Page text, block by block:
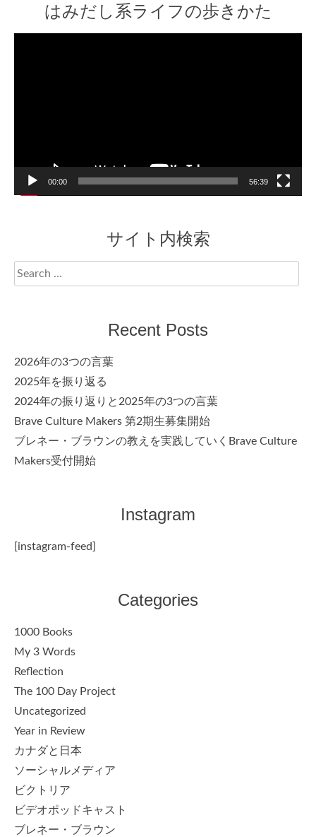
はみだし系ライフの歩きかた
00:00 56:39
サイト内検索
Search
for:
Recent Posts
2026年の3つの言葉
2025年を振り返る
2024年の振り返りと2025年の3つの言葉
Brave Culture Makers 第2期生募集開始
ブレネー・ブラウンの教えを実践していくBrave Culture
Makers受付開始
Instagram
[instagram-feed]
Categories
1000 Books
My 3 Words
Reflection
The 100 Day Project
Uncategorized
Year in Review
カナダと日本
ソーシャルメディア
ビクトリア
ビデオポッドキャスト
ブレネー・ブラウン